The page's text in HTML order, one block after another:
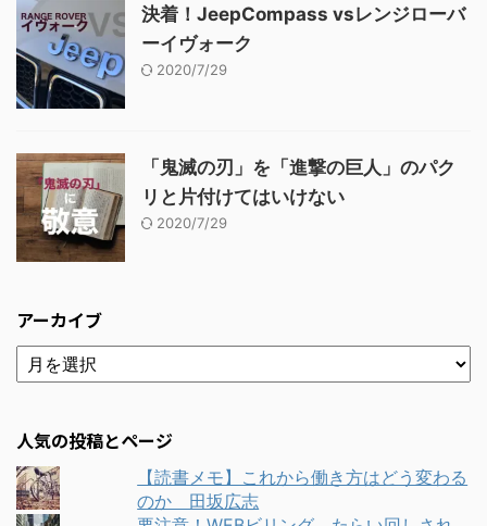
決着！JeepCompass vsレンジローバ
ーイヴォーク
2020/7/29
「鬼滅の刃」を「進撃の巨人」のパク
リと片付けてはいけない
2020/7/29
アーカイブ
人気の投稿とページ
【読書メモ】これから働き方はどう変わる
のか 田坂広志